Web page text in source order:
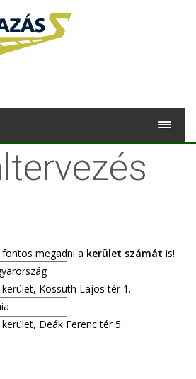
megadni a kerület számát is!
kerület, Kossuth Lajos tér 1.
kerület, Deák Ferenc tér 5.